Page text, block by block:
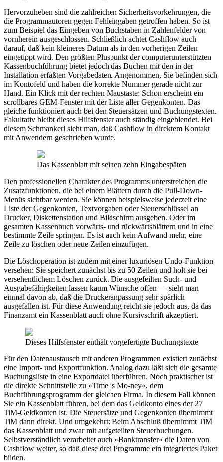
Hervorzuheben sind die zahlreichen Sicherheitsvorkehrungen, die
die Programmautoren gegen Fehleingaben getroffen haben. So ist
zum Beispiel das Eingeben von Buchstaben in Zahlenfelder von
vornherein ausgeschlossen. Schließlich achtet Cashflow auch
darauf, daß kein kleineres Datum als in den vorherigen Zeilen
eingetippt wird. Den größten Pluspunkt der computerunterstützten
Kassenbuchführung bietet jedoch das Buchen mit den in der
Installation erfaßten Vorgabedaten. Angenommen, Sie befinden sich
im Kontofeld und haben die korrekte Nummer gerade nicht zur
Hand. Ein Klick mit der rechten Maustaste: Schon erscheint ein
scrollbares GEM-Fenster mit der Liste aller Gegenkonten. Das
gleiche funktioniert auch bei den Steuersätzen und Buchungstexten.
Fakultativ bleibt dieses Hilfsfenster auch ständig eingeblendet. Bei
diesem Schmankerl sieht man, daß Cashflow in direktem Kontakt
mit Anwendern geschrieben wurde.
Das Kassenblatt mit seinen zehn Eingabespäten
Den professionellen Charakter des Programms unterstreichen die
Zusatzfunktionen, die bei einem Blättern durch die Pull-Down-
Menüs sichtbar werden. Sie können beispielsweise jederzeit eine
Liste der Gegenkonten, Textvorgaben oder Steuerschlüssel an
Drucker, Diskettenstation und Bildschirm ausgeben. Oder im
gesamten Kassenbuch vorwärts- und rückwärtsblättern und in eine
bestimmte Zeile springen. Es ist auch kein Aufwand mehr, eine
Zeile zu löschen oder neue Zeilen einzufügen.
Die Löschoperation ist zudem mit einer luxuriösen Undo-Funktion
versehen: Sie speichert zunächst bis zu 50 Zeilen und holt sie bei
versehentlichem Löschen zurück. Die ausgefeilten Such- und
Ausgabefähigkeiten lassen kaum Wünsche offen — sieht man
einmal davon ab, daß die Druckeranpassung sehr spärlich
ausgefallen ist. Für diese Anwendung reicht sie jedoch aus, da das
Finanzamt ein Kassenblatt auch ohne Kursivschrift akzeptiert.
Dieses Hilfsfenster enthält vorgefertigte Buchungstexte
Für den Datenaustausch mit anderen Programmen existiert zunächst
eine Import- und Exportfunktion. Analog dazu läßt sich die gesamte
Buchungsliste in eine Exportdatei überführen. Noch praktischer ist
die direkte Schnittstelle zu »Time is Mo-ney«, dem
Buchführungsprogramm der gleichen Firma. In diesem Fall können
Sie ein Kassenblatt führen, bei dem das Geldkonto eines der 27
TiM-Geldkonten ist. Die Steuersätze und Gegenkonten übernimmt
TiM dann direkt. Und umgekehrt: Beim Abschluß übernimmt TiM
das Kassenblatt und zwar mit aufgeteilten Steuerbuchungen.
Selbstverständlich verarbeitet auch »Banktransfer« die Daten von
Cashflow weiter, so daß diese drei Programme ein integriertes Paket
bilden.